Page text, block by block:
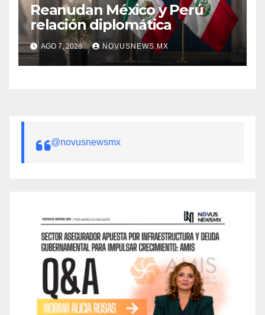
Reanudan México y Perú
relación diplomática
AGO 7, 2026 NOVUSNEWS.MX
@novusnewsmx